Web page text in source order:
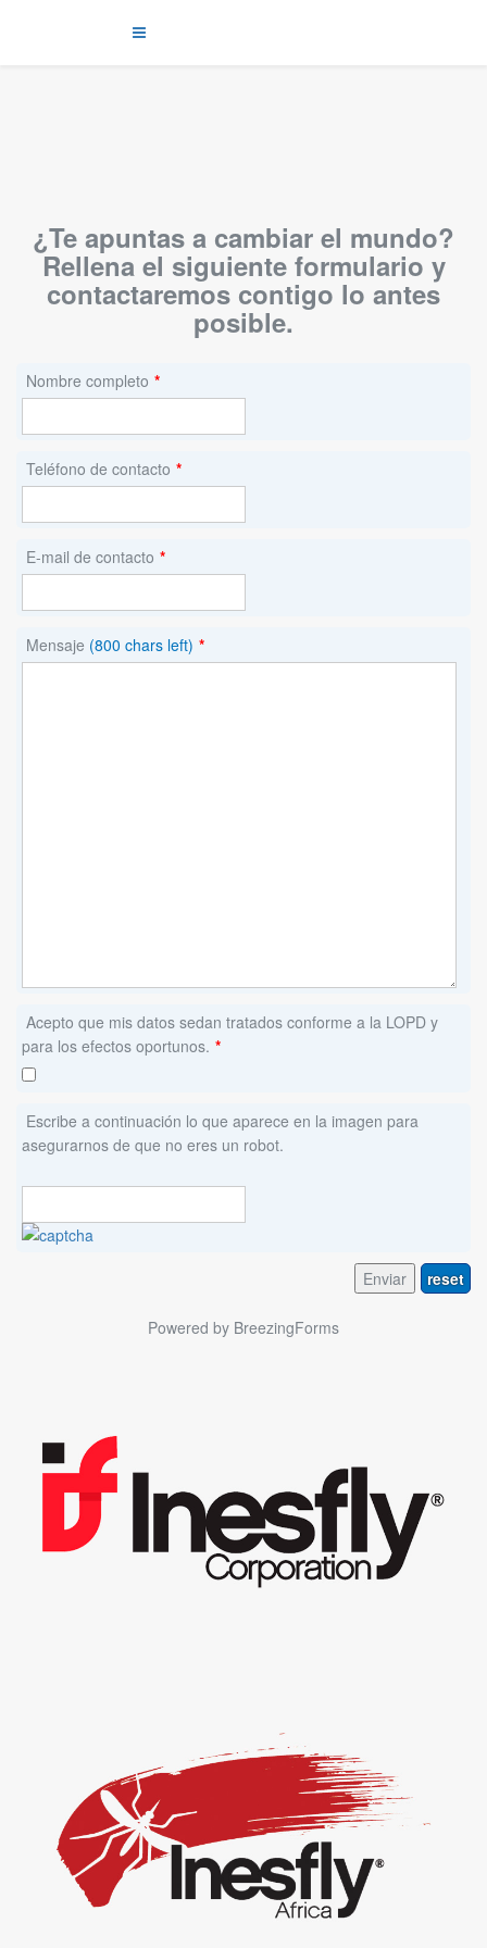
¿Te apuntas a cambiar el mundo?
Rellena el siguiente formulario y
contactaremos contigo lo antes
posible.
Nombre completo *
Teléfono de contacto *
E-mail de contacto *
Mensaje (800 chars left) *
Acepto que mis datos sedan tratados conforme a la LOPD y
para los efectos oportunos. *
Escribe a continuación lo que aparece en la imagen para
asegurarnos de que no eres un robot.
reset
Enviar
Powered by BreezingForms
Inesfly Corporation.
Inesfly África